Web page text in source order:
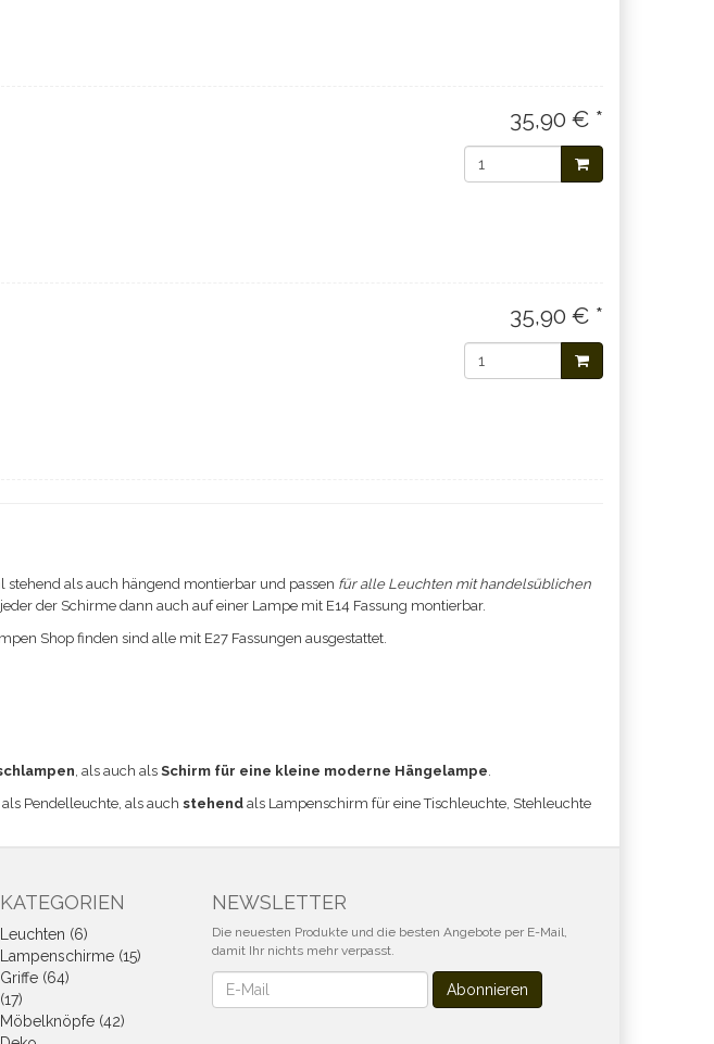
35,90 € *
35,90 € *
als auch hängend montierbar und passen für alle Leuchten mit handelsüblichen
der Schirme dann auch auf einer Lampe mit E14 Fassung montierbar.
Shop finden sind alle mit E27 Fassungen ausgestattet.
, als auch als Schirm für eine kleine moderne Hängelampe.
als Pendelleuchte, als auch stehend als Lampenschirm für eine Tischleuchte, Stehleuchte
KATEGORIEN
Leuchten (6)
Lampenschirme (15)
Griffe (64)
(17)
Möbelknöpfe (42)
NEWSLETTER
Die neuesten Produkte und die besten Angebote per E-Mail,
damit Ihr nichts mehr verpasst.
Newsletter Abonnieren